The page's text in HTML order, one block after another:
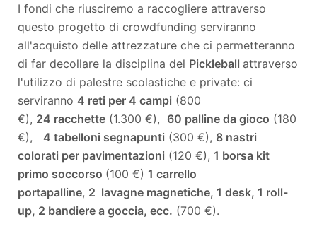
I fondi che riusciremo a raccogliere attraverso
questo progetto di crowdfunding serviranno
all'acquisto delle attrezzature che ci permetteranno
di far decollare la disciplina del Pickleball attraverso
l'utilizzo di palestre scolastiche e private: ci
serviranno 4 reti per 4 campi (800
€), 24 racchette (1.300 €), 60 palline da gioco (180
€), 4 tabelloni segnapunti (300 €), 8 nastri
colorati per pavimentazioni (120 €), 1 borsa kit
primo soccorso (100 €) 1 carrello
portapalline, 2 lavagne magnetiche, 1 desk, 1 roll-
up, 2 bandiere a goccia, ecc. (700 €).